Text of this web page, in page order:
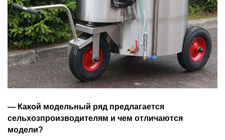
— Какой модельный ряд предлагается
сельхозпроизводителям и чем отличаются
модели?